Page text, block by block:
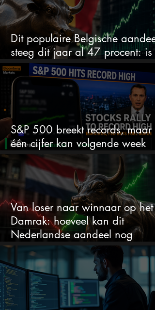
Dit populaire Belgische aandeel
steeg dit jaar al 47 procent: is
ruimte voor meer?
S&P 500 breekt records, maar
één cijfer kan volgende week
alles veranderen
Van loser naar winnaar op het
Damrak: hoeveel kan dit
Nederlandse aandeel nog
stijgen?